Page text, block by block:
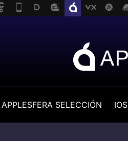
APPLESFERA SELECCIÓN IOS